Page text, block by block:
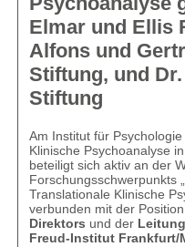
Elmar und Ellis
Alfons und
Stiftung, und
Stiftung
Am Institut für
Klinische Psychoanalyse
beteiligt sich aktiv an der
Forschungsschwerpunkts
Translationale Klinische
verbunden mit der
Direktors und der
Freud-Institut Frankfurt/